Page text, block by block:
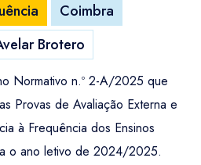
Coimbra
Brotero
Normativo n.º 2-A/2025 que
Provas de Avaliação Externa e
à Frequência dos Ensinos
o ano letivo de 2024/2025.